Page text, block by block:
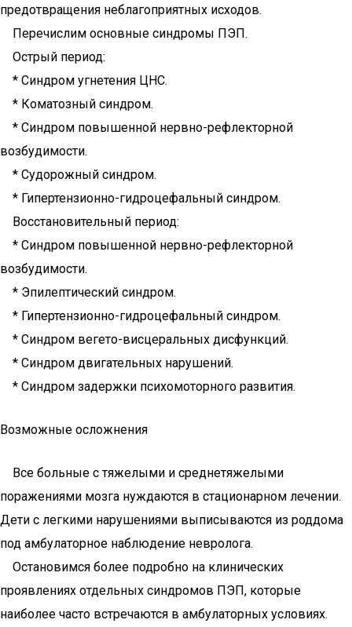
предотвращения неблагоприятных исходов.
Перечислим основные синдромы ПЭП.
Острый период:
* Синдром угнетения ЦНС.
* Коматозный синдром.
* Синдром повышенной нервно-рефлекторной
возбудимости.
* Судорожный синдром.
* Гипертензионно-гидроцефальный синдром.
Восстановительный период:
* Синдром повышенной нервно-рефлекторной
возбудимости.
* Эпилептический синдром.
* Гипертензионно-гидроцефальный синдром.
* Синдром вегето-висцеральных дисфункций.
* Синдром двигательных нарушений.
* Синдром задержки психомоторного развития.
Возможные осложнения
Все больные с тяжелыми и среднетяжелыми
поражениями мозга нуждаются в стационарном лечении.
Дети с легкими нарушениями выписываются из роддома
под амбулаторное наблюдение невролога.
Остановимся более подробно на клинических
проявлениях отдельных синдромов ПЭП, которые
наиболее часто встречаются в амбулаторных условиях.